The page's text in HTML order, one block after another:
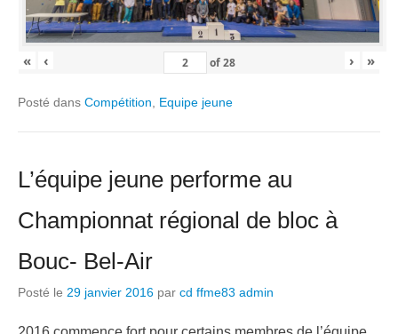
« ‹ of28 › »
Posté dans Compétition, Equipe jeune
L’équipe jeune performe au
Championnat régional de bloc à
Bouc- Bel-Air
Posté le 29 janvier 2016 par cd ffme83 admin